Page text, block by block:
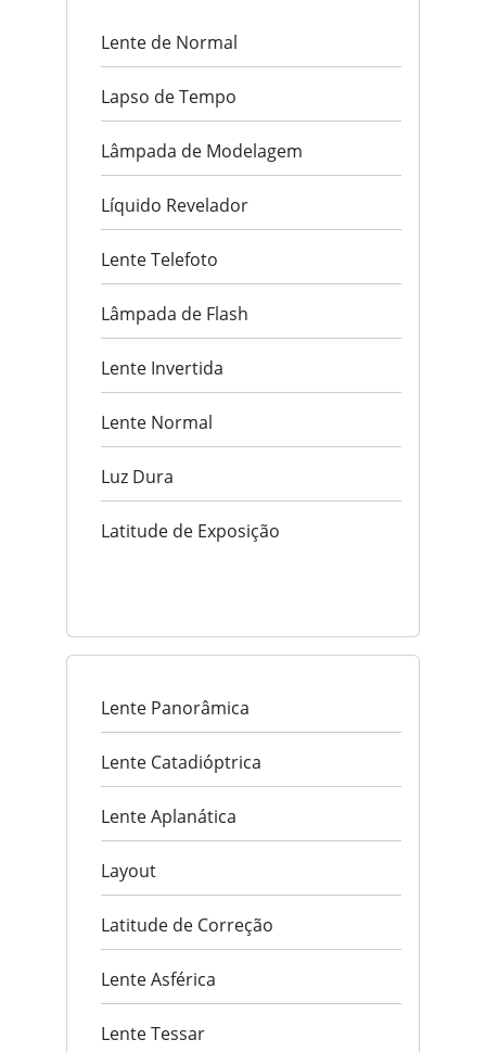
Lente de Normal
Lapso de Tempo
Lâmpada de Modelagem
Líquido Revelador
Lente Telefoto
Lâmpada de Flash
Lente Invertida
Lente Normal
Luz Dura
Latitude de Exposição
Lente Panorâmica
Lente Catadióptrica
Lente Aplanática
Layout
Latitude de Correção
Lente Asférica
Lente Tessar